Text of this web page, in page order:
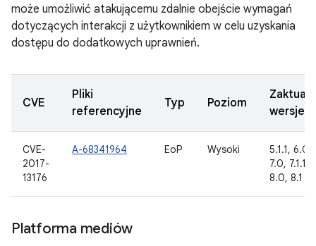
może umożliwić atakującemu zdalnie obejście wymagań
dotyczących interakcji z użytkownikiem w celu uzyskania
dostępu do dodatkowych uprawnień.
CVE
Pliki
referencyjne
Typ Poziom
wersje
CVE-
2017-
13176
A-68341964 EoP Wysoki
5.1.1, 6.0,
7.0, 7.1.1,
8.0, 8.1
Platforma mediów